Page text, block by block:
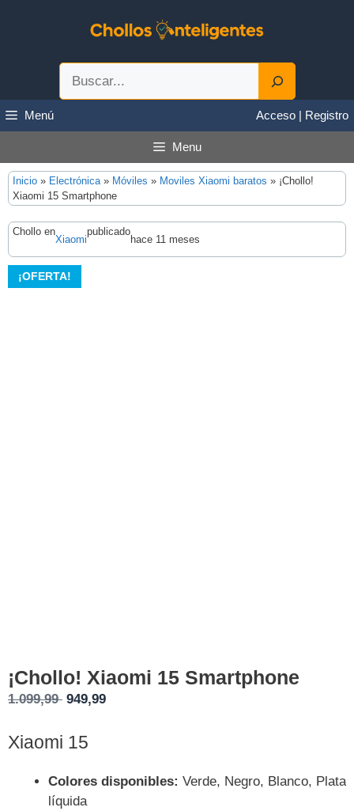
Menú Acceso | Registro
Menu
Inicio » Electrónica» Móviles » Moviles Xiaomi baratos » ¡Chollo!
Xiaomi 15 Smartphone
Chollo en
Xiaomi
publicado
hace 11 meses
¡OFERTA!
¡Chollo! Xiaomi 15 Smartphone
1.099,99 El
original
1.099,99 .
949,99
949,99 .
Xiaomi 15
Colores disponibles: Verde, Negro, Blanco, Plata
líquida